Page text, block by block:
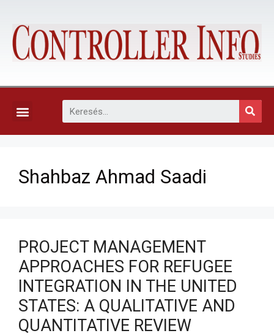
Shahbaz Ahmad Saadi
PROJECT MANAGEMENT
APPROACHES FOR REFUGEE
INTEGRATION IN THE UNITED
STATES: A QUALITATIVE AND
QUANTITATIVE REVIEW